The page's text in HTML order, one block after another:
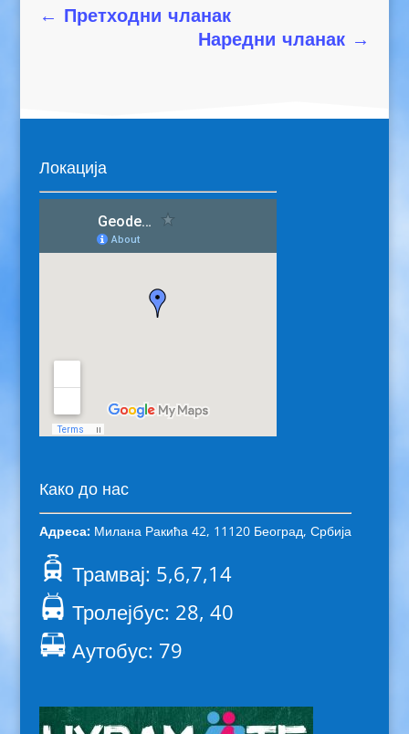
← Претходни чланак
Наредни чланак →
Локација
Како до нас
Адреса:Милана Ракића 42, 11120 Београд, Србија
Трамвај: 5,6,7,14
Тролејбус: 28, 40
Аутобус: 79